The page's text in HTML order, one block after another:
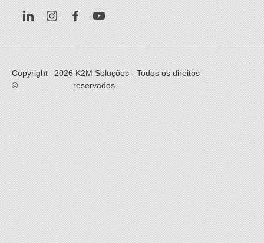
Copyright
©
2026 K2M Soluções - Todos os direitos
reservados